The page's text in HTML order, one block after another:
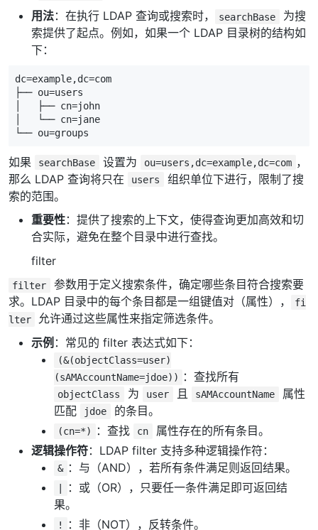
用法：在执行 LDAP 查询或搜索时， searchBase
为搜
索提供了起点。例如，如果一个 LDAP 目录树的结构如
下：
dc=example,dc=com
├── ou=users
│   ├── cn=john
│   └── cn=jane
└── ou=groups
如果 searchBase 设置为 ou=users,dc=example,dc=com ，
那么 LDAP 查询将只在
users
组织单位下进行，限制了搜
索的范围。
重要性：提供了搜索的上下文，使得查询更加高效和切
合实际，避免在整个目录中进行查找。
filter
filter
参数用于定义搜索条件，确定哪些条目符合搜索要
求。LDAP 目录中的每个条目都是一组键值对（属性），
fi
lter
允许通过这些属性来指定筛选条件。
示例 ：常见的 filter 表达式如下：
(&(objectClass=user)
(sAMAccountName=jdoe))
：查找所有
objectClass 为 user 且 sAMAccountName
属性
匹配
jdoe 的条目。
(cn=*) ：查找 cn
属性存在的所有条目。
逻辑操作符：LDAP filter 支持多种逻辑操作符：
& ：与（AND），若所有条件满足则返回结果。
：或（OR），只要任一条件满足即可返回结
果。
! ：非（NOT），反转条件。